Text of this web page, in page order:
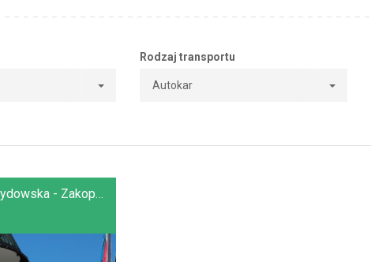
Rodzaj transportu
Autokar
Kalwaria Zebrzydowska - Zakopane - Częstochowa